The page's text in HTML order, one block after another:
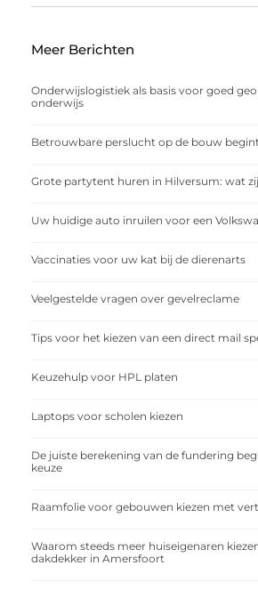
Meer Berichten
Onderwijslogistiek als basis voor goed
onderwijs
Betrouwbare perslucht op de bouw
Grote partytent huren in Hilversum: wat
Uw huidige auto inruilen voor een
Vaccinaties voor uw kat bij de dierenarts
Veelgestelde vragen over gevelreclame
Tips voor het kiezen van een direct mail
Keuzehulp voor HPL platen
Laptops voor scholen kiezen
De juiste berekening van de fundering
keuze
Raamfolie voor gebouwen kiezen met
Waarom steeds meer huiseigenaren
dakdekker in Amersfoort